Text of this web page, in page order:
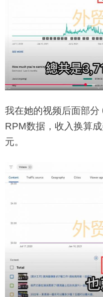
我在她的视频后面部
RPM数据，收入换算
元。